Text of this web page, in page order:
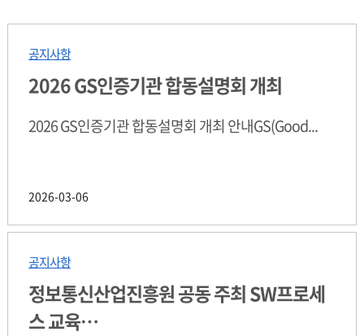
공지사항
2026 GS인증기관 합동설명회 개최
2026 GS인증기관 합동설명회 개최 안내GS(Good...
2026-03-06
공지사항
정보통신산업진흥원 공동 주최 SW프로세
스 교육…